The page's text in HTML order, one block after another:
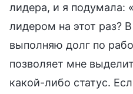
лидера, и я подумала:
лидером на этот раз?
выполняю долг по
позволяет мне
какой-либо статус.